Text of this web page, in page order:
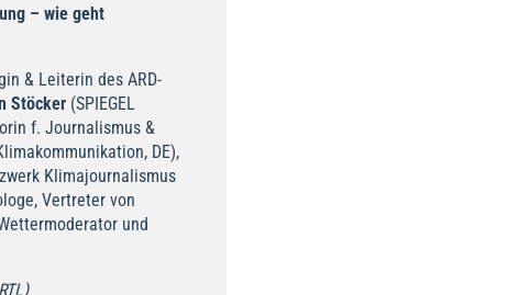
– wie geht
& Leiterin des ARD-
Stöcker(SPIEGEL
f. Journalismus &
DE),
Klimajournalismus
Vertreter von
und